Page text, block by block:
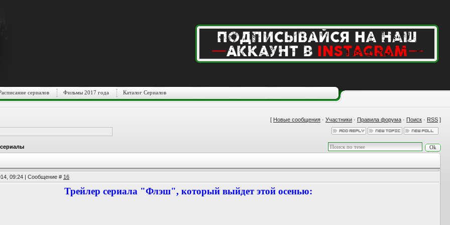
сериалов Фильмы 2017 года Каталог Сериалов
[ Новые сообщения · Участники · Правила форума · Поиск · RSS ]
09:24 | Сообщение # 16
Трейлер сериала "Флэш", который выйдет этой осенью: